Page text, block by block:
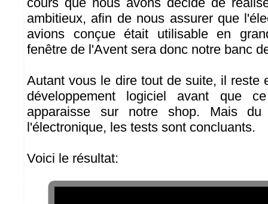
ambitieux, afin de nous assurer que
avions conçue était utilisable en
fenêtre de l'Avent sera donc notre banc
Autant vous le dire tout de suite, il reste
développement logiciel avant que
apparaisse sur notre shop. Mais
l'électronique, les tests sont concluants.
Voici le résultat: